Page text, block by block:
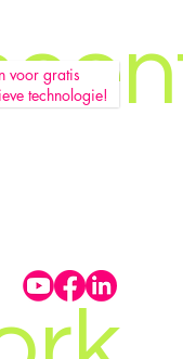
voor gratis
technologie!